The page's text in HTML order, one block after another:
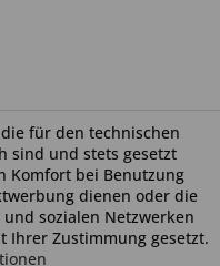
für den technischen
sind und stets gesetzt
Komfort bei Benutzung
dienen oder die
sozialen Netzwerken
Ihrer Zustimmung gesetzt.